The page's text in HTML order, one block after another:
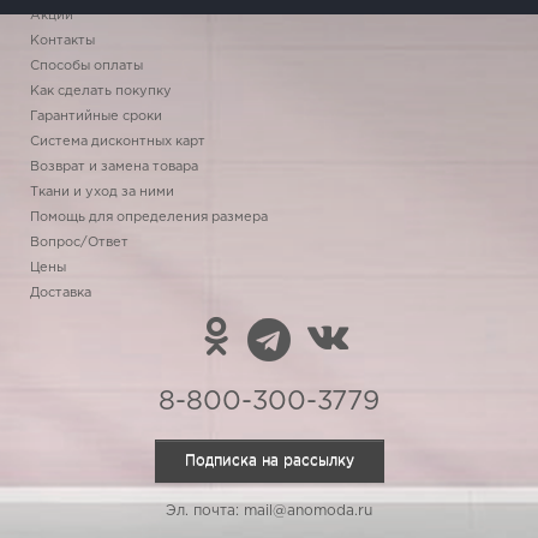
Акции
Контакты
Способы оплаты
Как сделать покупку
Гарантийные сроки
Система дисконтных карт
Возврат и замена товара
Ткани и уход за ними
Помощь для определения размера
Вопрос/Ответ
Цены
Доставка
8-800-300-3779
Подписка на рассылку
Эл. почта: mail@anomoda.ru